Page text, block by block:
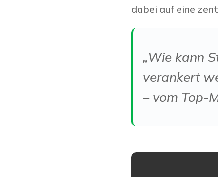
dabei auf eine
„Wie kann
verankert
– vom Top-